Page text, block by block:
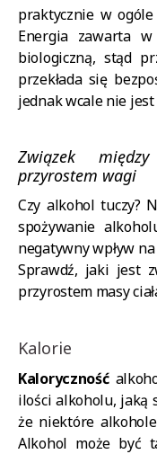
praktycznie w
Energia zawarta
biologiczną, stąd
przekłada się
jednak wcale nie
Związek
przyrostem wagi
Czy alkohol tuczy?
spożywanie
negatywny wpływ
Sprawdź, jaki jest
przyrostem masy
Kalorie
Kaloryczność
ilości alkoholu, jaką
że niektóre
Alkohol może być